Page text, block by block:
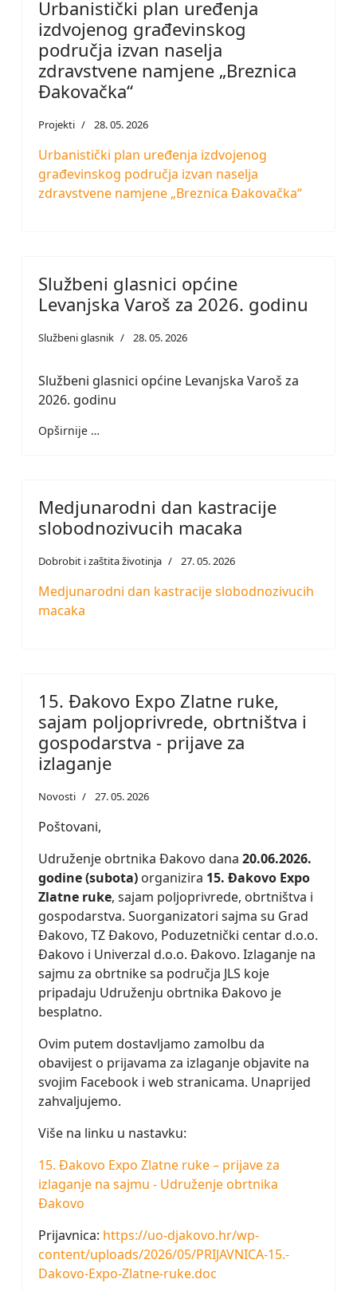
Urbanistički plan uređenja
izdvojenog građevinskog
područja izvan naselja
zdravstvene namjene „Breznica
Đakovačka“
Projekti 28. 05. 2026
Urbanistički plan uređenja izdvojenog
građevinskog područja izvan naselja
zdravstvene namjene „Breznica Đakovačka“
Službeni glasnici općine
Levanjska Varoš za 2026. godinu
Službeni glasnik 28. 05. 2026
Službeni glasnici općine Levanjska Varoš za
2026. godinu
Opširnije …
Medjunarodni dan kastracije
slobodnozivucih macaka
Dobrobit i zaštita životinja 27. 05. 2026
Medjunarodni dan kastracije slobodnozivucih
macaka
15. Đakovo Expo Zlatne ruke,
sajam poljoprivrede, obrtništva i
gospodarstva - prijave za
izlaganje
Novosti 27. 05. 2026
Poštovani,
Udruženje obrtnika Đakovo dana 20.06.2026.
godine (subota) organizira 15. Đakovo Expo
Zlatne ruke, sajam poljoprivrede, obrtništva i
gospodarstva. Suorganizatori sajma su Grad
Đakovo, TZ Đakovo, Poduzetnički centar d.o.o.
Đakovo i Univerzal d.o.o. Đakovo. Izlaganje na
sajmu za obrtnike sa područja JLS koje
pripadaju Udruženju obrtnika Đakovo je
besplatno.
Ovim putem dostavljamo zamolbu da
obavijest o prijavama za izlaganje objavite na
svojim Facebook i web stranicama. Unaprijed
zahvaljujemo.
Više na linku u nastavku:
15. Đakovo Expo Zlatne ruke – prijave za
izlaganje na sajmu - Udruženje obrtnika
Đakovo
Prijavnica: https://uo-djakovo.hr/wp-
content/uploads/2026/05/PRIJAVNICA-15.-
Dakovo-Expo-Zlatne-ruke.doc